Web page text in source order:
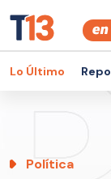
Lo Último
Política